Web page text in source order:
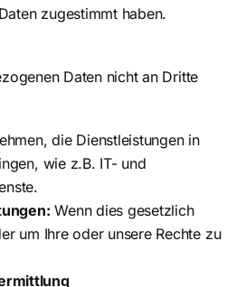
zugestimmt haben.
Daten nicht an Dritte
die Dienstleistungen in
wie z.B. IT- und
Wenn dies gesetzlich
um Ihre oder unsere Rechte zu